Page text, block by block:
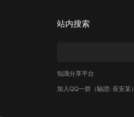
站内搜索
知識分享平台
加入QQ一群（驗證: 長安某）